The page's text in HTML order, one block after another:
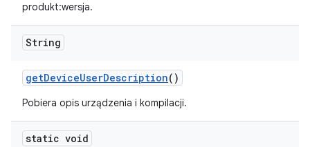
produkt:wersja.
String
getDeviceUserDescription()
Pobiera opis urządzenia i kompilacji.
static void